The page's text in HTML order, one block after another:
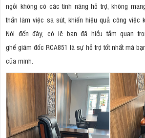
ngồi không có các tính năng hỗ trợ, không
thần làm việc sa sút, khiến hiệu quả công việc
Nói đến đây, có lẽ bạn đã hiểu tầm quan
ghế giám đốc RCA851 là sự hỗ trợ tốt nhất mà
của mình.